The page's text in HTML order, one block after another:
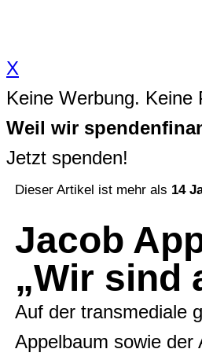
springen
X
Keine Werbung. Keine
Weil wir
Jetzt spenden!
Dieser Artikel ist mehr als 14
Jacob
„Wir sind
Auf der transmediale
Appelbaum sowie der